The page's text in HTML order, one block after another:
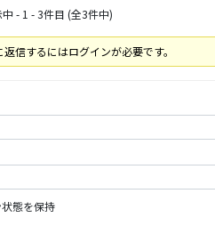
- 1 - 3件目 (全3件中)
信するにはログインが必要です。
態を保持